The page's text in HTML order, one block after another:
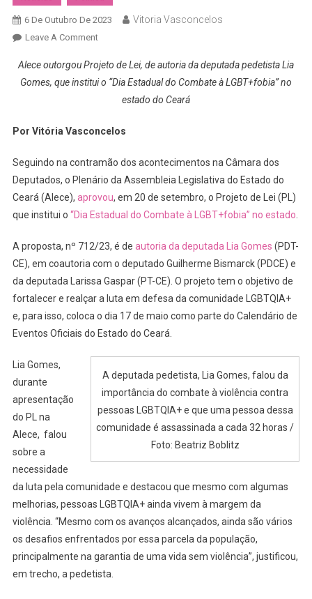
6 De Outubro De 2023 Vitoria Vasconcelos
Leave A CommentOn
Legislativa
Do
Estado
Ceará
PL
Que
Fortalece
A
LGBTQIA+
Alece outorgou Projeto de Lei, de autoria da deputada pedetista Lia
Gomes, que institui o “Dia Estadual do Combate à LGBT+fobia” no
estado do Ceará
Por Vitória Vasconcelos
Seguindo na contramão dos acontecimentos na Câmara dos
Deputados, o Plenário da Assembleia Legislativa do Estado do
Ceará (Alece), aprovou, em 20 de setembro, o Projeto de Lei (PL)
que institui o “Dia Estadual do Combate à LGBT+fobia” no estado
A proposta, nº 712/23, é de autoria da deputada Lia Gomes (PDT-
CE), em coautoria com o deputado Guilherme Bismarck (PDCE) e
da deputada Larissa Gaspar (PT-CE). O projeto tem o objetivo de
fortalecer e realçar a luta em defesa da comunidade LGBTQIA+
e, para isso, coloca o dia 17 de maio como parte do Calendário de
Eventos Oficiais do Estado do Ceará.
A deputada pedetista, Lia Gomes, falou da
importância do combate à violência contra
pessoas LGBTQIA+ e que uma pessoa dessa
comunidade é assassinada a cada 32 horas /
Foto: Beatriz Boblitz
Lia Gomes,
durante
apresentação
do PL na
Alece, falou
sobre a
necessidade
da luta pela comunidade e destacou que mesmo com algumas
melhorias, pessoas LGBTQIA+ ainda vivem à margem da
violência. “Mesmo com os avanços alcançados, ainda são vários
os desafios enfrentados por essa parcela da população,
principalmente na garantia de uma vida sem violência”, justificou,
em trecho, a pedetista.